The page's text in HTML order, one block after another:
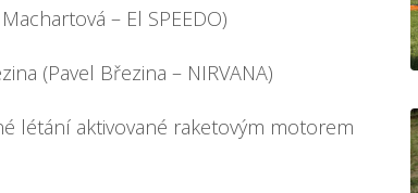
– El SPEEDO)
(Pavel Březina – NIRVANA)
létání aktivované raketovým motorem